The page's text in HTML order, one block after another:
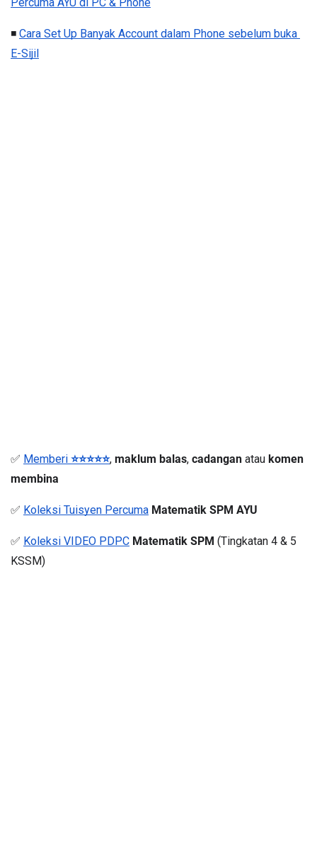
◾ Cara Set Up Banyak Account dalam Phone sebelum buka
E-Sijil
✅ Memberi ⭐⭐⭐⭐⭐, maklum balas, cadangan atau komen
membina
✅ Koleksi Tuisyen Percuma Matematik SPM AYU
✅ Koleksi VIDEO PDPC Matematik SPM (Tingkatan 4 & 5
KSSM)